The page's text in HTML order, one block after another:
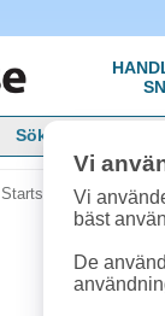
Startsida »Kuvert,
Vi
Vi
bäst
De